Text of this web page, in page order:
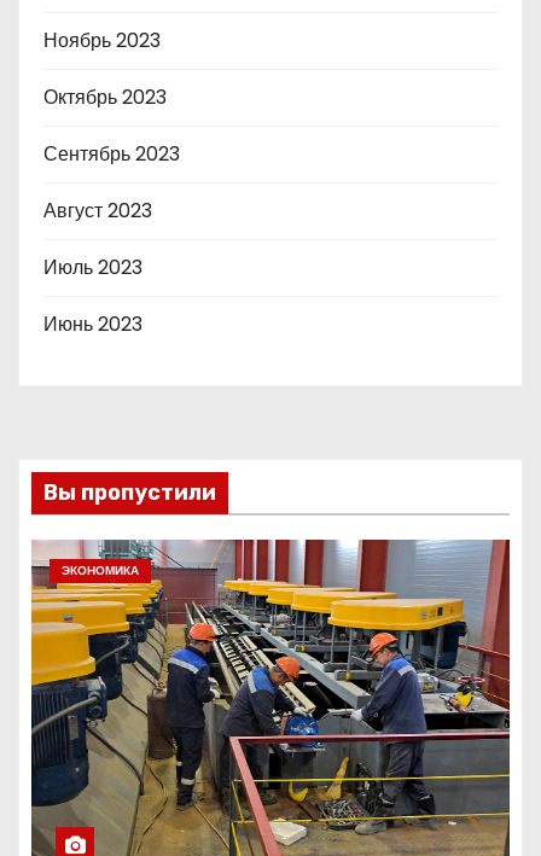
Ноябрь 2023
Октябрь 2023
Сентябрь 2023
Август 2023
Июль 2023
Июнь 2023
Вы пропустили
ЭКОНОМИКА